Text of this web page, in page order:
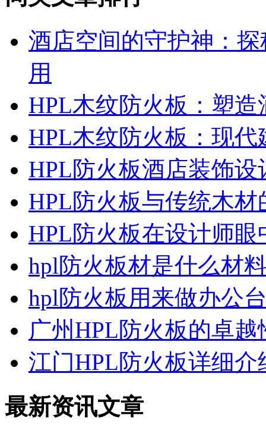
酒店空间的守护神：
用
HPL木纹防火板：塑
HPL木纹防火板：现
HPL防火板酒店装饰设
HPL防火板与传统木
HPL防火板在设计师
hpl防火板材是什么材
hpl防火板用来做办公
广州HPL防火板的卓
江门HPL防火板详细介
最新资讯文章